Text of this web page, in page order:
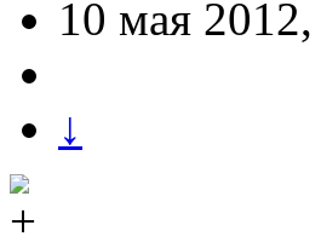
10 мая
↓